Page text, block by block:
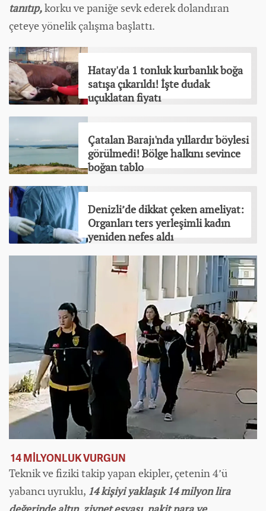
tanıtıp,korku ve paniğe sevk ederek dolandıran
çeteye yönelik çalışma başlattı.
Hatay'da 1 tonluk kurbanlık boğa
satışa çıkarıldı! İşte dudak
uçuklatan fiyatı
Çatalan Barajı'nda yıllardır böylesi
görülmedi! Bölge halkını sevince
boğan tablo
Denizli’de dikkat çeken ameliyat:
Organları ters yerleşimli kadın
yeniden nefes aldı
14 MİLYONLUK VURGUN
Teknik ve fiziki takip yapan ekipler, çetenin 4’ü
yabancı uyruklu, 14 kişiyi yaklaşık 14 milyon lira